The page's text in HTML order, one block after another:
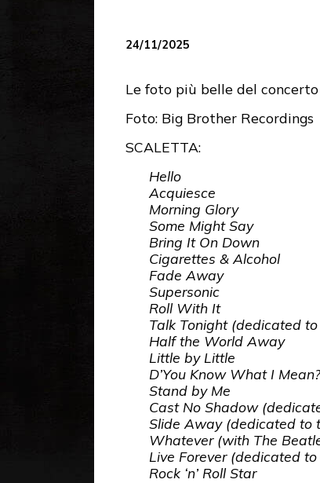
24/11/2025
Le foto più belle del
Foto: Big Brother Recordings
SCALETTA:
Hello
Acquiesce
Morning Glory
Some Might Say
Bring It On Down
Cigarettes & Alcohol
Fade Away
Supersonic
Roll With It
Talk Tonight (dedicated
Half the World Away
Little by Little
D’You Know What I Mean?
Stand by Me
Cast No Shadow (
Slide Away (dedicated to
Whatever (with The
Live Forever (dedicated to
Rock ‘n’ Roll Star